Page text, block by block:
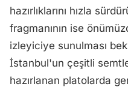
hazırlıklarını hızla
fragmanının ise
izleyiciye sunulması
İstanbul'un çeşitli
hazırlanan platolarda